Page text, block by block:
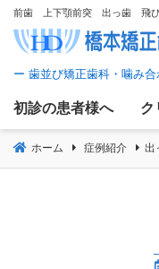
移
動
前歯 上下顎前突 出っ歯 飛
初診の患者様へ ク
ホーム 症例紹介 出